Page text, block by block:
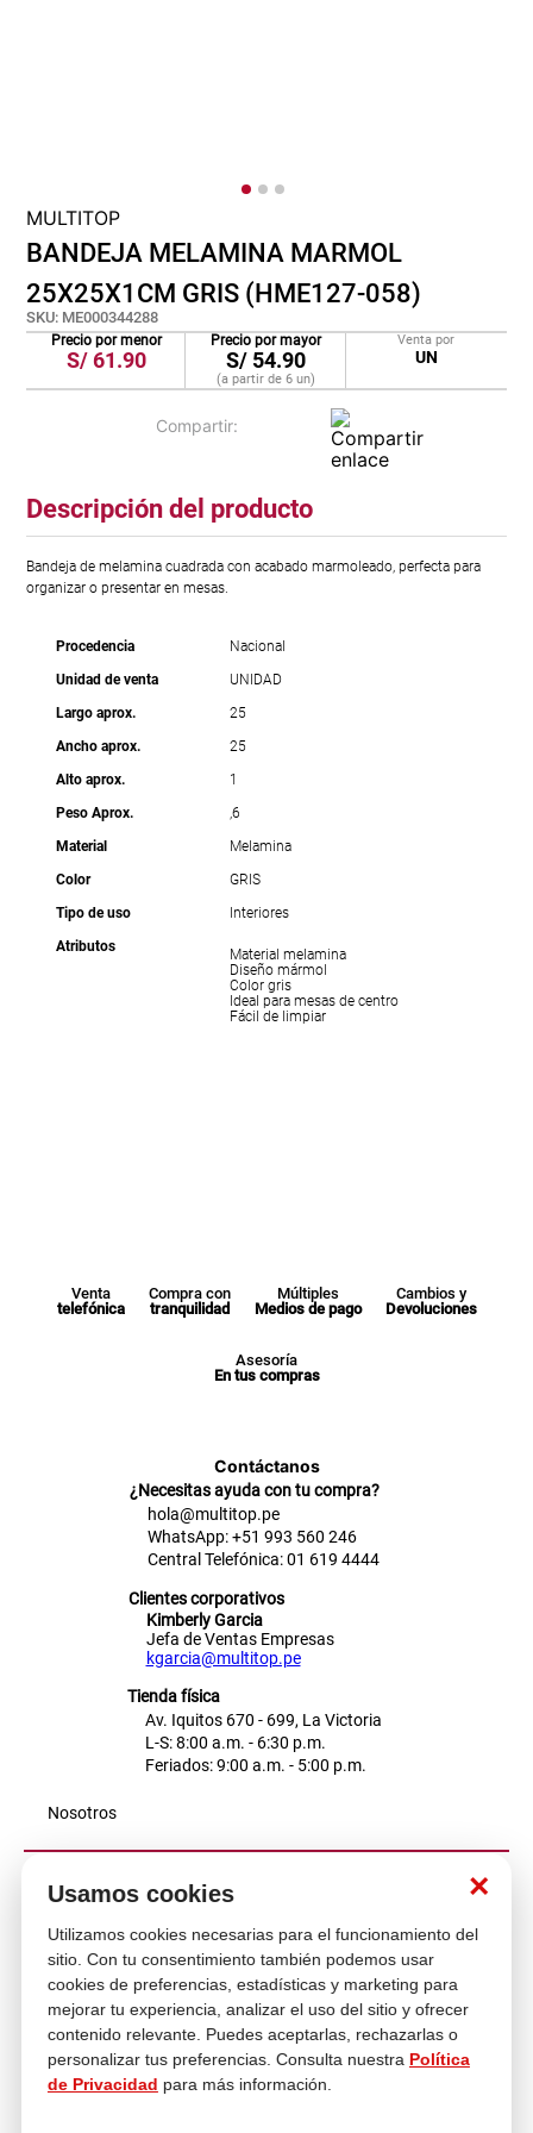
×
Usamos cookies
Utilizamos cookies necesarias para el funcionamiento del
sitio. Con tu consentimiento también podemos usar
cookies de preferencias, estadísticas y marketing para
mejorar tu experiencia, analizar el uso del sitio y ofrecer
contenido relevante. Puedes aceptarlas, rechazarlas o
personalizar tus preferencias. Consulta nuestra Política
de Privacidad para más información.
MULTITOP
BANDEJA MELAMINA MARMOL
25X25X1CM GRIS (HME127-058)
SKU: ME000344288
Precio por menor
S/61.90
Precio por mayor
S/ 54.90
(a partir de 6 un)
Venta por
UN
Descripción del producto
Bandeja de melamina cuadrada con acabado marmoleado, perfecta para
organizar o presentar en mesas.
Procedencia
Nacional
Unidad de venta
UNIDAD
Largo aprox.
25
Ancho aprox.
25
Alto aprox.
1
Peso Aprox.
,6
Material
Melamina
Color
GRIS
Tipo de uso
Interiores
Atributos
Material melamina
Diseño mármol
Color gris
Ideal para mesas de centro
Fácil de limpiar
Venta
telefónica
Compra con
tranquilidad
Múltiples
Medios de pago
Cambios y
Devoluciones
Asesoría
En tus compras
Contáctanos
¿Necesitas ayuda con tu compra?
hola@multitop.pe
WhatsApp: +51 993 560 246
Central Telefónica: 01 619 4444
Clientes corporativos
Kimberly Garcia
Jefa de Ventas Empresas
kgarcia@multitop.pe
Tienda física
Av. Iquitos 670 - 699, La Victoria
L-S: 8:00 a.m. - 6:30 p.m.
Feriados: 9:00 a.m. - 5:00 p.m.
Nosotros
Atención al cliente
Descubre más